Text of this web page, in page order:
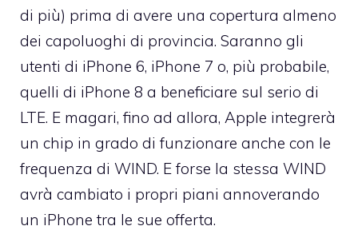
di più) prima di avere una copertura almeno
dei capoluoghi di provincia. Saranno gli
utenti di iPhone 6, iPhone 7 o, più probabile,
quelli di iPhone 8 a beneficiare sul serio di
LTE. E magari, fino ad allora, Apple integrerà
un chip in grado di funzionare anche con le
frequenza di WIND. E forse la stessa WIND
avrà cambiato i propri piani annoverando
un iPhone tra le sue offerta.